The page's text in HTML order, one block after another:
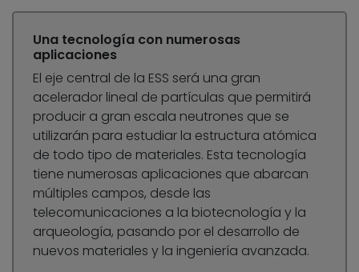
Una tecnología con numerosas
aplicaciones
El eje central de la ESS será una gran
acelerador lineal de partículas que permitirá
producir a gran escala neutrones que se
utilizarán para estudiar la estructura atómica
de todo tipo de materiales. Esta tecnología
tiene numerosas aplicaciones que abarcan
múltiples campos, desde las
telecomunicaciones a la biotecnología y la
arqueología, pasando por el desarrollo de
nuevos materiales y la ingeniería avanzada.